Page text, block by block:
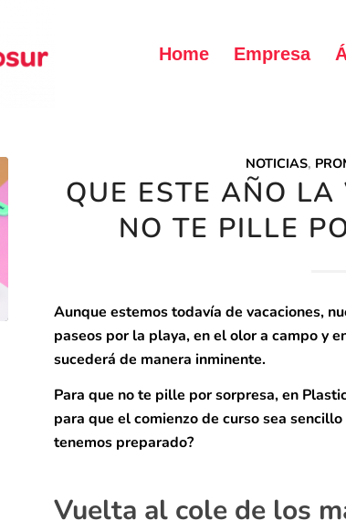
Home Empresa
NOTICIAS,
QUE ESTE AÑO
NO TE PILLE
Aunque estemos todavía de vacaciones,
paseos por la playa, en el olor a campo y
sucederá de manera inminente.
Para que no te pille por sorpresa, en
para que el comienzo de curso sea
tenemos preparado?
Vuelta al cole de los